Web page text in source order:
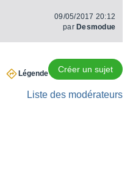
09/05/2017 20:12
par Desmodue
Créer un sujet
Légende
Liste des modérateurs